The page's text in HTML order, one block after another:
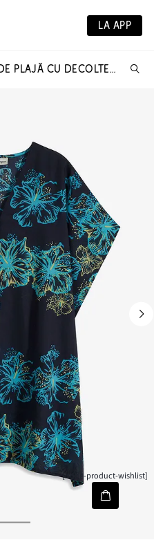
LA APP
TUNICĂ TRANSPARENTĂ DE PLAJĂ CU DECOLTEU ÎN V
[node-product-wishlist]